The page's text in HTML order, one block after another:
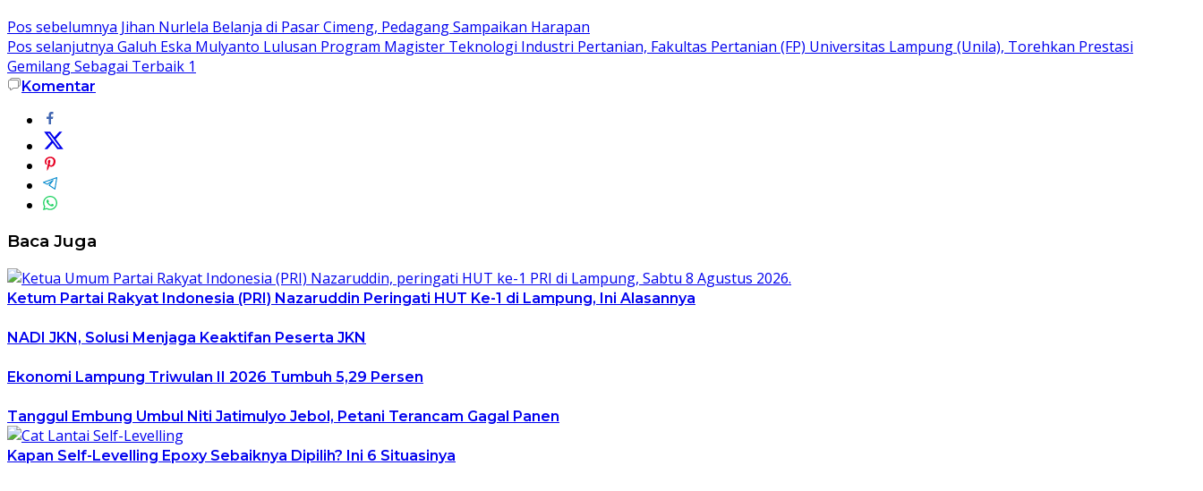
Pos sebelumnya Jihan Nurlela Belanja di Pasar Cimeng, Pedagang Sampaikan Harapan
Pos selanjutnya Galuh Eska Mulyanto Lulusan Program Magister Teknologi Industri Pertanian, Fakultas Pertanian (FP) Universitas Lampung (Unila), Torehkan Prestasi
Gemilang Sebagai Terbaik 1
Komentar
Baca Juga
Ketum Partai Rakyat Indonesia (PRI) Nazaruddin Peringati HUT Ke-1 di Lampung, Ini Alasannya
NADI JKN, Solusi Menjaga Keaktifan Peserta JKN
Ekonomi Lampung Triwulan II 2026 Tumbuh 5,29 Persen
Tanggul Embung Umbul Niti Jatimulyo Jebol, Petani Terancam Gagal Panen
Kapan Self-Levelling Epoxy Sebaiknya Dipilih? Ini 6 Situasinya